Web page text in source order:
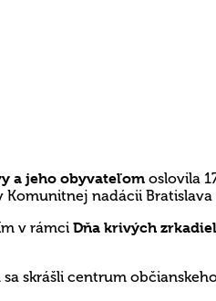
a jeho obyvateľom oslovila
nadácii
v rámci Dňa krivých zrkadiel
sa skrášli centrum